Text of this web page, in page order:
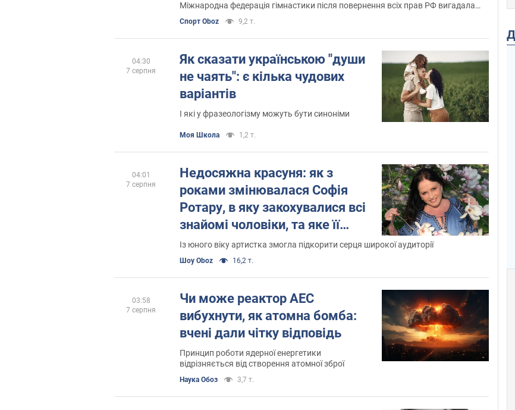
лідера
Міжнародна федерація гімнастики після повернення всіх прав РФ вигадала
Спорт Oboz 9,2 т.
Як сказати українською "души
не чаять": є кілька чудових
варіантів
І які у фразеологізму можуть бути синоніми
Моя Школа 1,2 т.
04:30
7 серпня
Недосяжна красуня: як з
роками змінювалася Софія
Ротару, в яку закохувалися всі
знайомі чоловіки, та яке її
справжнє прізвище
Із юного віку артистка змогла підкорити серця широкої аудиторії
Шоу Oboz 16,2 т.
04:01
7 серпня
Чи може реактор АЕС
вибухнути, як атомна бомба:
вчені дали чітку відповідь
Принцип роботи ядерної енергетики
відрізняється від створення атомної зброї
Наука Обоз 3,7 т.
03:58
7 серпня